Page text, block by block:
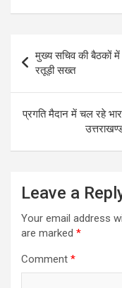
navigation
मुख्य सचिव की बैठकों में
रतूड़ी सख्त
प्रगति मैदान में चल रहे
Leave a
Your email address
are marked *
Comment *